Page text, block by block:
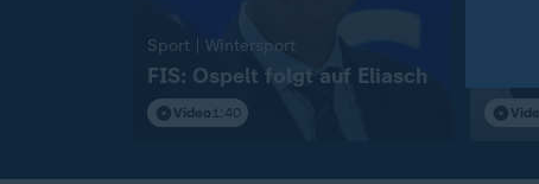
Sport | Wintersport
FIS: Ospelt folgt auf Eliasch
Video 1:40